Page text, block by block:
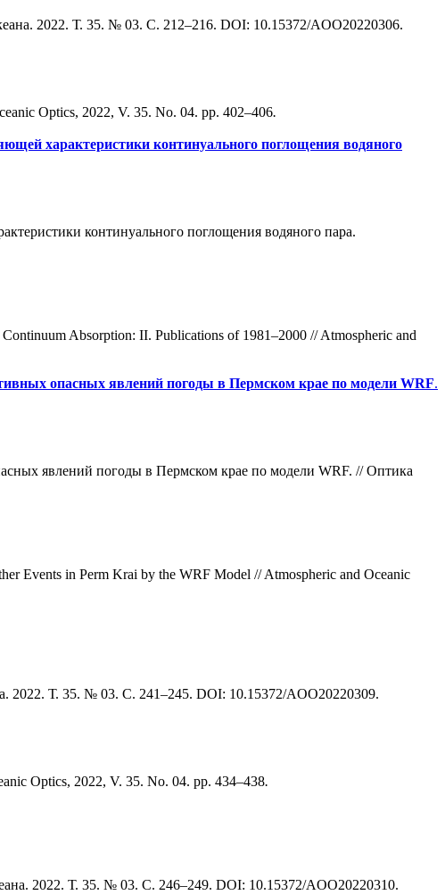
2022. Т. 35. № 03. С. 212–216. DOI: 10.15372/AOO20220306.
Optics, 2022, V. 35. No. 04. pp. 402–406.
характеристики континуального поглощения водяного
континуального поглощения водяного пара.
Absorption: II. Publications of 1981–2000 // Atmospheric and
опасных явлений погоды в Пермском крае по модели WRF.
явлений погоды в Пермском крае по модели WRF. // Оптика
Events in Perm Krai by the WRF Model // Atmospheric and Oceanic
Т. 35. № 03. С. 241–245. DOI: 10.15372/AOO20220309.
Optics, 2022, V. 35. No. 04. pp. 434–438.
2022. Т. 35. № 03. С. 246–249. DOI: 10.15372/AOO20220310.